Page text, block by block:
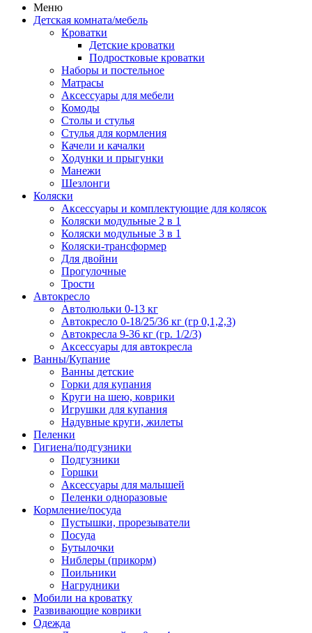
Меню
Детская комната/мебель
Кроватки
Детские кроватки
Подростковые кроватки
Наборы и постельное
Матрасы
Аксессуары для мебели
Комоды
Столы и стулья
Стулья для кормления
Качели и качалки
Ходунки и прыгунки
Манежи
Шезлонги
Коляски
Аксессуары и комплектующие для колясок
Коляски модульные 2 в 1
Коляски модульные 3 в 1
Коляски-трансформер
Для двойни
Прогулочные
Трости
Автокресло
Автолюльки 0-13 кг
Автокресло 0-18/25/36 кг (гр 0,1,2,3)
Автокресла 9-36 кг (гр. 1/2/3)
Аксессуары для автокресла
Ванны/Купание
Ванны детские
Горки для купания
Круги на шею, коврики
Игрушки для купания
Надувные круги, жилеты
Пеленки
Гигиена/подгузники
Подгузники
Горшки
Аксессуары для малышей
Пеленки одноразовые
Кормление/посуда
Пустышки, прорезыватели
Посуда
Бутылочки
Ниблеры (прикорм)
Поильники
Нагрудники
Мобили на кроватку
Развивающие коврики
Одежда